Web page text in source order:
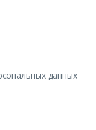
данных